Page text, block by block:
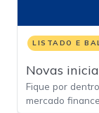
LISTADO E
Novas
Fique por
mercado